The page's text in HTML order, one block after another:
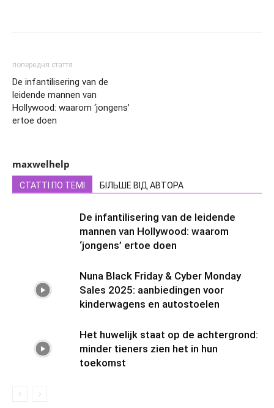
попередня стаття
De infantilisering van de
leidende mannen van
Hollywood: waarom ‘jongens’
ertoe doen
maxwelhelp
СТАТТІ ПО ТЕМІ БІЛЬШЕ ВІД АВТОРА
De infantilisering van de leidende
mannen van Hollywood: waarom
‘jongens’ ertoe doen
Nuna Black Friday & Cyber Monday
Sales 2025: aanbiedingen voor
kinderwagens en autostoelen
Het huwelijk staat op de achtergrond:
minder tieners zien het in hun
toekomst